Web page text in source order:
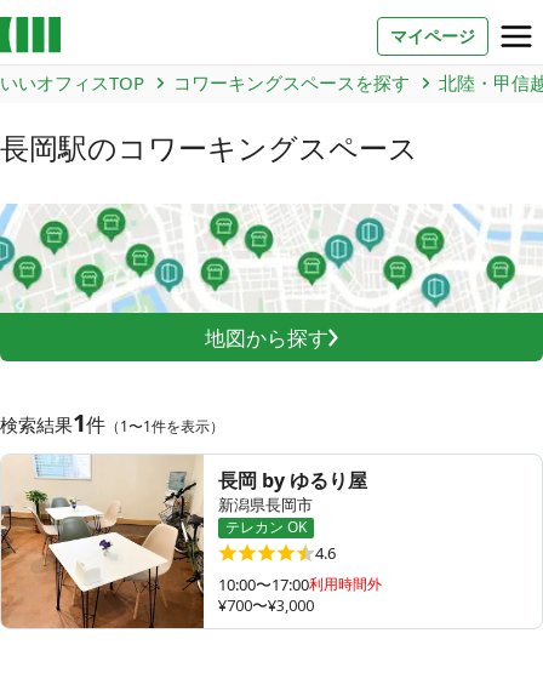
マイページ
よくあるご質問
法人での利用
いいオフィス（コワーキングスペース）
いい会議室（会議室専用スペース）
FCオーナー募集
コワーキング運営DXシステム
E Solution
いいオフィスTOP コワーキングスペースを探す 北陸・甲信
長岡駅のコワーキングスペース
地図から探す
検索結果1件 （1〜1件を表示）
長岡 by ゆるり屋
新潟県長岡市
テレカン OK
4.6
10:00〜17:00利用時間外
¥700〜¥3,000